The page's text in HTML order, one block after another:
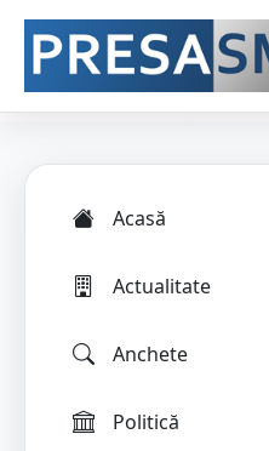
Acasă
Actualitate
Anchete
Politică